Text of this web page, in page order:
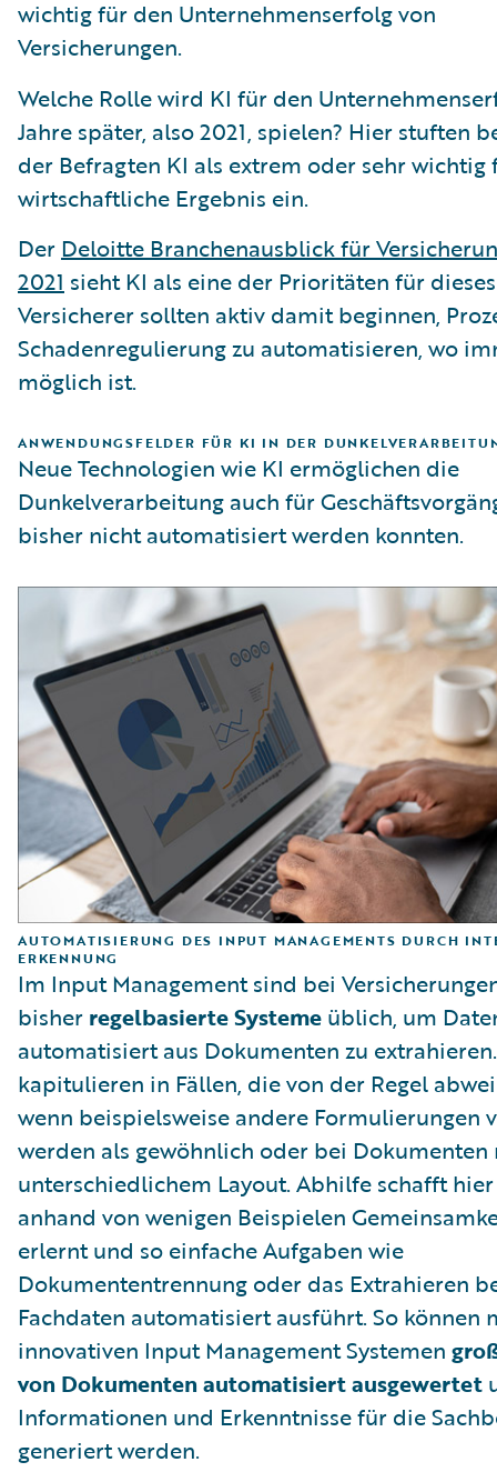
wichtig für den Unternehmenserfolg von
Versicherungen.
Welche Rolle wird KI für den
Jahre später, also 2021, spielen? Hier stuften
der Befragten KI als extrem oder sehr wichtig
wirtschaftliche Ergebnis ein.
Der Deloitte Branchenausblick für
2021 sieht KI als eine der Prioritäten für dieses
Versicherer sollten aktiv damit beginnen,
Schadenregulierung zu automatisieren, wo
möglich ist.
ANWENDUNGSFELDER FÜR KI IN DER
Neue Technologien wie KI ermöglichen die
Dunkelverarbeitung auch für
bisher nicht automatisiert werden konnten.
AUTOMATISIERUNG DES INPUT MANAGEMENTS DURCH
ERKENNUNG
Im Input Management sind bei
bisher regelbasierte Systeme üblich, um
automatisiert aus Dokumenten zu
kapitulieren in Fällen, die von der Regel
wenn beispielsweise andere Formulierungen
werden als gewöhnlich oder bei
unterschiedlichem Layout. Abhilfe schafft
anhand von wenigen Beispielen
erlernt und so einfache Aufgaben wie
Dokumententrennung oder das Extrahieren
Fachdaten automatisiert ausführt. So können
innovativen Input Management Systemen
von Dokumenten automatisiert ausgewertet
Informationen und Erkenntnisse für die
generiert werden.